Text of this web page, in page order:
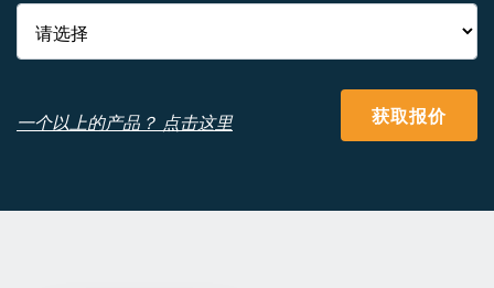
一个以上的产品？ 点击这里 获取报价